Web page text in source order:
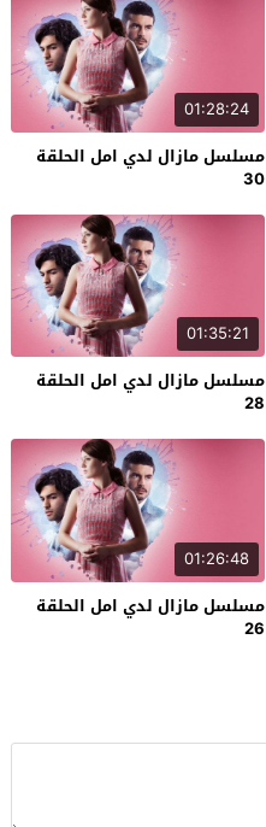
01:28:24
مسلسل مازال لدي امل الحلقة
30
01:35:21
مسلسل مازال لدي امل الحلقة
28
01:26:48
مسلسل مازال لدي امل الحلقة
26